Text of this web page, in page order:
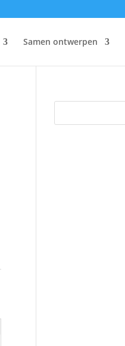
Samen ontwerpen